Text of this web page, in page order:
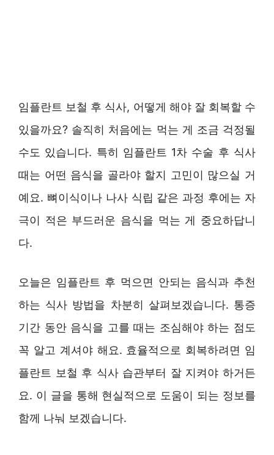
임플란트 보철 후 식사, 어떻게 해야 잘 회복할 수
있을까요? 솔직히 처음에는 먹는 게 조금 걱정될
수도 있습니다. 특히 임플란트 1차 수술 후 식사
때는 어떤 음식을 골라야 할지 고민이 많으실 거
예요. 뼈이식이나 나사 식립 같은 과정 후에는 자
극이 적은 부드러운 음식을 먹는 게 중요하답니
다.
오늘은 임플란트 후 먹으면 안되는 음식과 추천
하는 식사 방법을 차분히 살펴보겠습니다. 통증
기간 동안 음식을 고를 때는 조심해야 하는 점도
꼭 알고 계셔야 해요. 효율적으로 회복하려면 임
플란트 보철 후 식사 습관부터 잘 지켜야 하거든
요. 이 글을 통해 현실적으로 도움이 되는 정보를
함께 나눠 보겠습니다.